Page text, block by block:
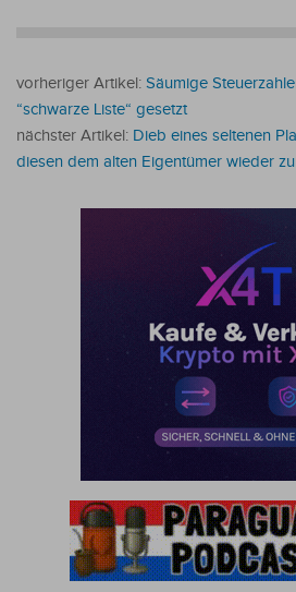
vorheriger Artikel: Säumige
“schwarze Liste“ gesetzt
nächster Artikel: Dieb eines seltenen
diesen dem alten Eigentümer wieder